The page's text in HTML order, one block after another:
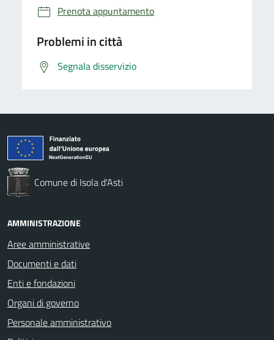
Prenota appuntamento
Problemi in città
Segnala disservizio
Comune di Isola d'Asti
AMMINISTRAZIONE
Aree amministrative
Documenti e dati
Enti e fondazioni
Organi di governo
Personale amministrativo